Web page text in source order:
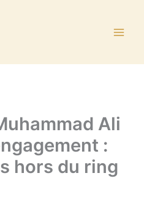
Ali
:
hors du ring